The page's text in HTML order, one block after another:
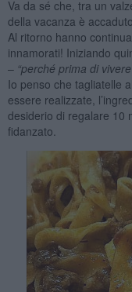
Va da sé che, tra un
della vacanza è
Al ritorno hanno
innamorati! Iniziando
– “perché prima di
Io penso che tagliatelle
essere realizzate,
desiderio di regalare 10
fidanzato.